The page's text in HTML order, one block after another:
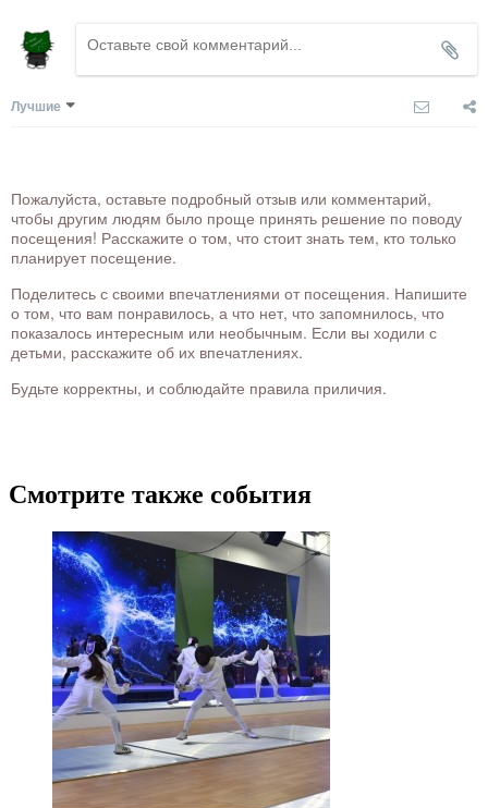
Лучшие
Пожалуйста, оставьте подробный отзыв или комментарий,
чтобы другим людям было проще принять решение по поводу
посещения! Расскажите о том, что стоит знать тем, кто только
планирует посещение.
Поделитесь с своими впечатлениями от посещения. Напишите
о том, что вам понравилось, а что нет, что запомнилось, что
показалось интересным или необычным. Если вы ходили с
детьми, расскажите об их впечатлениях.
Будьте корректны, и соблюдайте правила приличия.
Смотрите также события